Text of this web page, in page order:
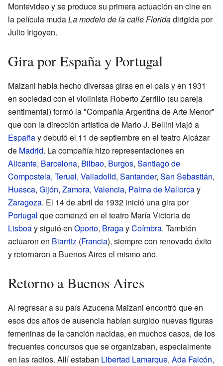
Montevideo y se produce su primera actuación en cine en
la película mudaLa modelo de la calle Floridadirigida por
Julio Irigoyen.
Gira por España y Portugal
Maizani había hecho diversas giras en el país y en 1931
en sociedad con el violinista Roberto Zerrillo (su pareja
sentimental) formó la "Compañía Argentina de Arte Menor"
que con la dirección artística de Mario J. Bellini viajó a
Españay debutó el 11 de septiembre en el teatro Alcázar
de Madrid. La compañía hizo representaciones en
Alicante, Barcelona, Bilbao, Burgos, Santiago de
Compostela, Teruel, Valladolid, Santander, San Sebastián,
Huesca, Gijón, Zamora, Valencia, Palma de Mallorcay
Zaragoza. El 14 de abril de 1932 inició una gira por
Portugal que comenzó en el teatro María Victoria de
Lisboay siguió en Oporto, BragayCoímbra. También
actuaron en Biarritz (Francia), siempre con renovado éxito
y retornaron a Buenos Aires el mismo año.
Retorno a Buenos Aires
Al regresar a su país Azucena Maizani encontró que en
esos dos años de ausencia habían surgido nuevas figuras
femeninas de la canción nacidas, en muchos casos, de los
frecuentes concursos que se organizaban, especialmente
en las radios. Allí estaban Libertad Lamarque, Ada Falcón,